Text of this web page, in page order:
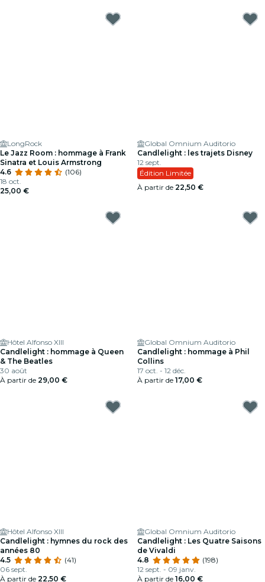
LongRock
Le Jazz Room : hommage à Frank
Sinatra et Louis Armstrong
4.6
(106)
18 oct.
25,00 €
Global Omnium Auditorio
Candlelight : les trajets Disney
12 sept.
Édition Limitée
À partir de 22,50 €
Hôtel Alfonso XIII
Candlelight : hommage à Queen
& The Beatles
30 août
À partir de 29,00 €
Global Omnium Auditorio
Candlelight : hommage à Phil
Collins
17 oct. - 12 déc.
À partir de 17,00 €
Hôtel Alfonso XIII
Candlelight : hymnes du rock des
années 80
4.5
(41)
06 sept.
À partir de 22,50 €
Global Omnium Auditorio
Candlelight : Les Quatre Saisons
de Vivaldi
4.8
(198)
12 sept. - 09 janv.
À partir de 16,00 €